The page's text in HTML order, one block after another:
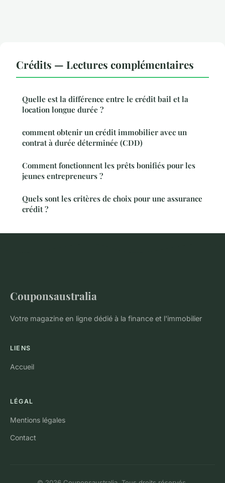
Crédits — Lectures complémentaires
Quelle est la différence entre le crédit bail et la
location longue durée ?
comment obtenir un crédit immobilier avec un
contrat à durée déterminée (CDD)
Comment fonctionnent les prêts bonifiés pour les
jeunes entrepreneurs ?
Quels sont les critères de choix pour une assurance
crédit ?
Couponsaustralia
Votre magazine en ligne dédié à la finance et l'immobilier
LIENS
Accueil
LÉGAL
Mentions légales
Contact